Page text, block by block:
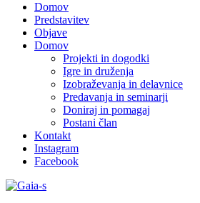
Domov
Predstavitev
Objave
Domov
Projekti in dogodki
Igre in druženja
Izobraževanja in delavnice
Predavanja in seminarji
Doniraj in pomagaj
Postani član
Kontakt
Instagram
Facebook